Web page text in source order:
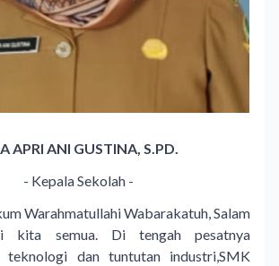
APRI ANI GUSTINA, S.PD.
- Kepala Sekolah -
Warahmatullahi Wabarakatuh, Salam
kita semua. Di tengah pesatnya
teknologi dan tuntutan industri,SMK